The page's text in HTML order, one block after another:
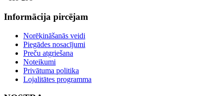
Informācija pircējam
Norēķināšanās veidi
Piegādes nosacījumi
Preču atgriešana
Noteikumi
Privātuma politika
Lojalitātes programma